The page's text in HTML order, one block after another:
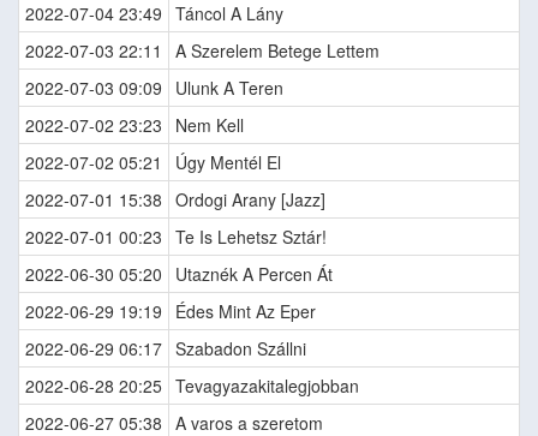
2022-07-04 23:49 Táncol A Lány
2022-07-03 22:11
A Szerelem Betege Lettem
2022-07-03 09:09
Ulunk A Teren
2022-07-02 23:23
Nem Kell
2022-07-02 05:21
Úgy Mentél El
2022-07-01 15:38 Ordogi Arany [Jazz]
2022-07-01 00:23 Te Is Lehetsz Sztár!
2022-06-30 05:20
Utaznék A Percen Át
2022-06-29 19:19
Édes Mint Az Eper
2022-06-29 06:17 Szabadon Szállni
2022-06-28 20:25 Tevagyazakitalegjobban
2022-06-27 05:38 A varos a szeretom